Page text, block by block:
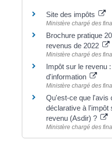
Site des impôts
Ministère chargé des
Brochure pratique
revenus de 2022
Ministère chargé des
Impôt sur le revenu
d'information
Ministère chargé des
Qu'est-ce que l'avis
déclarative à l'impôt
revenu (Asdir) ?
Ministère chargé des